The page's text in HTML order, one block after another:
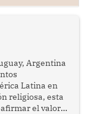
Argentina
Latina en
religiosa, esta
el valor